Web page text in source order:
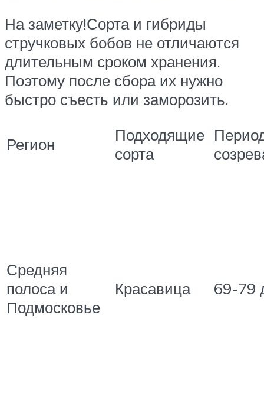
На заметку!Сорта и гибриды
стручковых бобов не отличаются
длительным сроком хранения.
Поэтому после сбора их нужно
быстро съесть или заморозить.
Регион
Подходящие
сорта
Средняя
полоса и
Подмосковье
Красавица 69-79